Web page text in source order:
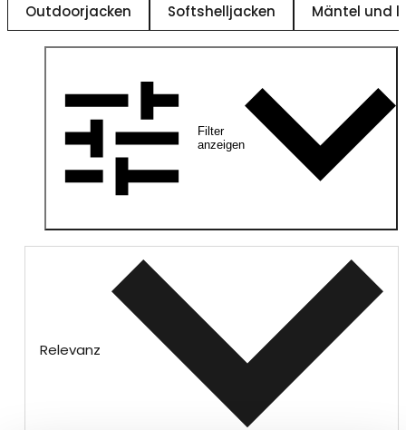
Outdoorjacken Softshelljacken Mäntel und
Filter
anzeigen
Relevanz